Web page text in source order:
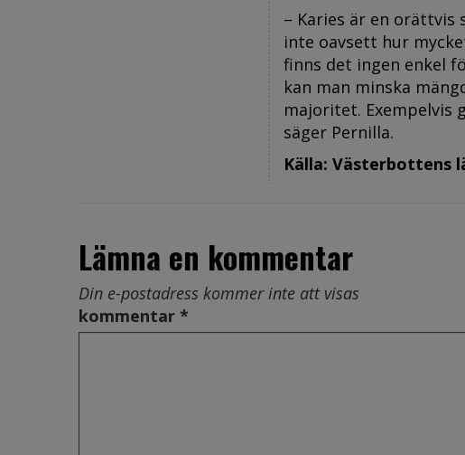
– Karies är en
inte oavsett hur
finns det ingen enkel
kan man minska
majoritet. Exempelvis
säger Pernilla.
Källa: Västerbottens
Lämna en kommentar
Din e-postadress kommer inte att visas
kommentar *